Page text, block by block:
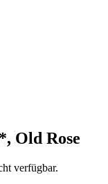
Old Rose
verfügbar.